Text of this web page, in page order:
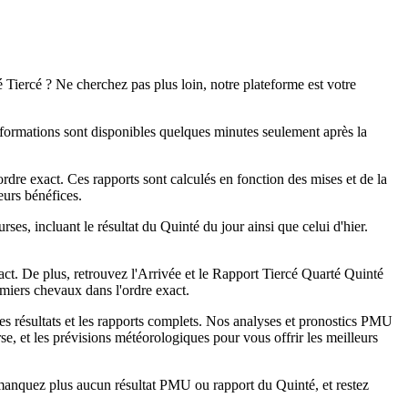
? Ne cherchez pas plus loin, notre plateforme est votre
sont disponibles quelques minutes seulement après la
exact. Ces rapports sont calculés en fonction des mises et de la
bénéfices.
incluant le résultat du Quinté du jour ainsi que celui d'hier.
De plus, retrouvez l'Arrivée et le Rapport Tiercé Quarté Quinté
chevaux dans l'ordre exact.
et les rapports complets. Nos analyses et pronostics PMU
et les prévisions météorologiques pour vous offrir les meilleurs
plus aucun résultat PMU ou rapport du Quinté, et restez